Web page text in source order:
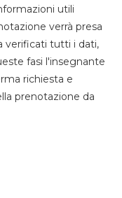
utili
verrà presa
verificati tutti i dati,
fasi l'insegnante
richiesta e
prenotazione da